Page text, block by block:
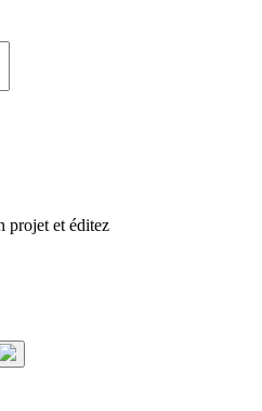
projet et éditez